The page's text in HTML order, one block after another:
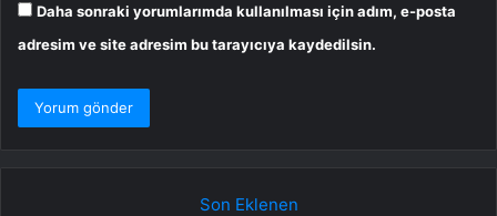
Daha sonraki yorumlarımda kullanılması için adım, e-posta
adresim ve site adresim bu tarayıcıya kaydedilsin.
Son Eklenen